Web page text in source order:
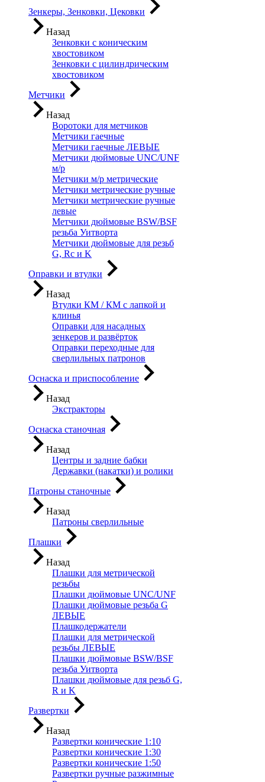
Зенкеры, Зенковки, Цековки
Назад
Зенковки с коническим
хвостовиком
Зенковки с цилиндрическим
хвостовиком
Метчики
Назад
Воротоки для метчиков
Метчики гаечные
Метчики гаечные ЛЕВЫЕ
Метчики дюймовые UNC/UNF
м/р
Метчики м/р метрические
Метчики метрические ручные
Метчики метрические ручные
левые
Метчики дюймовые BSW/BSF
резьба Уитворта
Метчики дюймовые для резьб
G, Rc и K
Оправки и втулки
Назад
Втулки КМ / КМ с лапкой и
клинья
Оправки для насадных
зенкеров и развёрток
Оправки переходные для
сверлильных патронов
Оснаска и приспособление
Назад
Экстракторы
Оснаска станочная
Назад
Центры и задние бабки
Державки (накатки) и ролики
Патроны станочные
Назад
Патроны сверлильные
Плашки
Назад
Плашки для метрической
резьбы
Плашки дюймовые UNC/UNF
Плашки дюймовые резьба G
ЛЕВЫЕ
Плашкодержатели
Плашки для метрической
резьбы ЛЕВЫЕ
Плашки дюймовые BSW/BSF
резьба Уитворта
Плашки дюймовые для резьб G,
R и K
Развертки
Назад
Развертки конические 1:10
Развертки конические 1:30
Развертки конические 1:50
Развертки ручные разжимные